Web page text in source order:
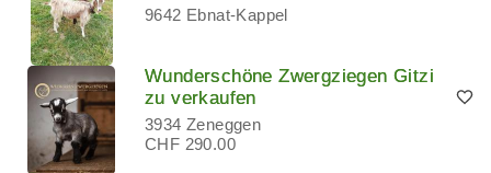
9642 Ebnat-Kappel
Wunderschöne Zwergziegen Gitzi
zu verkaufen
3934 Zeneggen
CHF 290.00